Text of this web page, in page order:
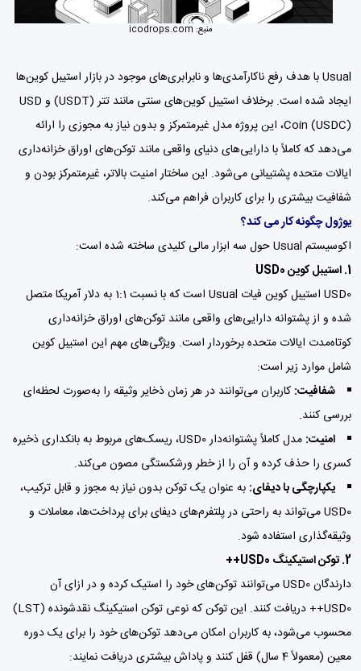
منبع: icodrops.com
Usual با هدف رفع ناکارآمدی‌ها و نابرابری‌های موجود در بازار استیبل کوین‌ها
ایجاد شده است. برخلاف استیبل کوین‌های سنتی مانند تتر (USDT) و USD
Coin (USDC)، این پروژه مدل غیرمتمرکز و بدون نیاز به مجوزی را ارائه
می‌دهد که کاملاً با دارایی‌های دنیای واقعی مانند توکن‌های اوراق خزانه‌داری
ایالات متحده پشتیبانی می‌شود. این ساختار امنیت بالاتر، غیرمتمرکز بودن و
شفافیت بیشتری را برای کاربران فراهم می‌کند.
یوژول چگونه کار می کند؟
اکوسیستم Usual حول سه ابزار مالی کلیدی ساخته شده است:
1. استیبل کوین USD0
USD0 استیبل کوین فیات Usual است که با نسبت 1:1 به دلار آمریکا متصل
شده و از پشتوانه دارایی‌های واقعی مانند توکن‌های اوراق خزانه‌داری
کوتاه‌مدت ایالات متحده برخوردار است. ویژگی‌های مهم این استیبل کوین
شامل موارد زیر است:
شفافیت: کاربران می‌توانند در هر زمان ذخایر وثیقه را به‌صورت لحظه‌ای
بررسی کنند.
امنیت:
مدل کاملاً پشتوانه‌دار USD0، ریسک‌های مربوط به بانکداری ذخیره
کسری را حذف کرده و آن را از خطر ورشکستگی مصون می‌کند.
یکپارچگی با دیفای: به عنوان یک توکن بدون نیاز به مجوز و قابل ترکیب،
USD0 می‌تواند به راحتی در پلتفرم‌های دیفای برای پرداخت‌ها، معاملات و
وثیقه‌گذاری استفاده شود.
2. توکن استیکینگ USD0++
دارندگان USD0 می‌توانند توکن‌های خود را استیک کرده و در ازای آن
USD0++ دریافت کنند. این توکن که نوعی توکن استیکینگ نقدشونده (LST)
محسوب می‌شود، به کاربران امکان می‌دهد توکن‌های خود را برای یک دوره
معین (معمولاً 4 سال) قفل کنند و پاداش بیشتری دریافت نمایند: